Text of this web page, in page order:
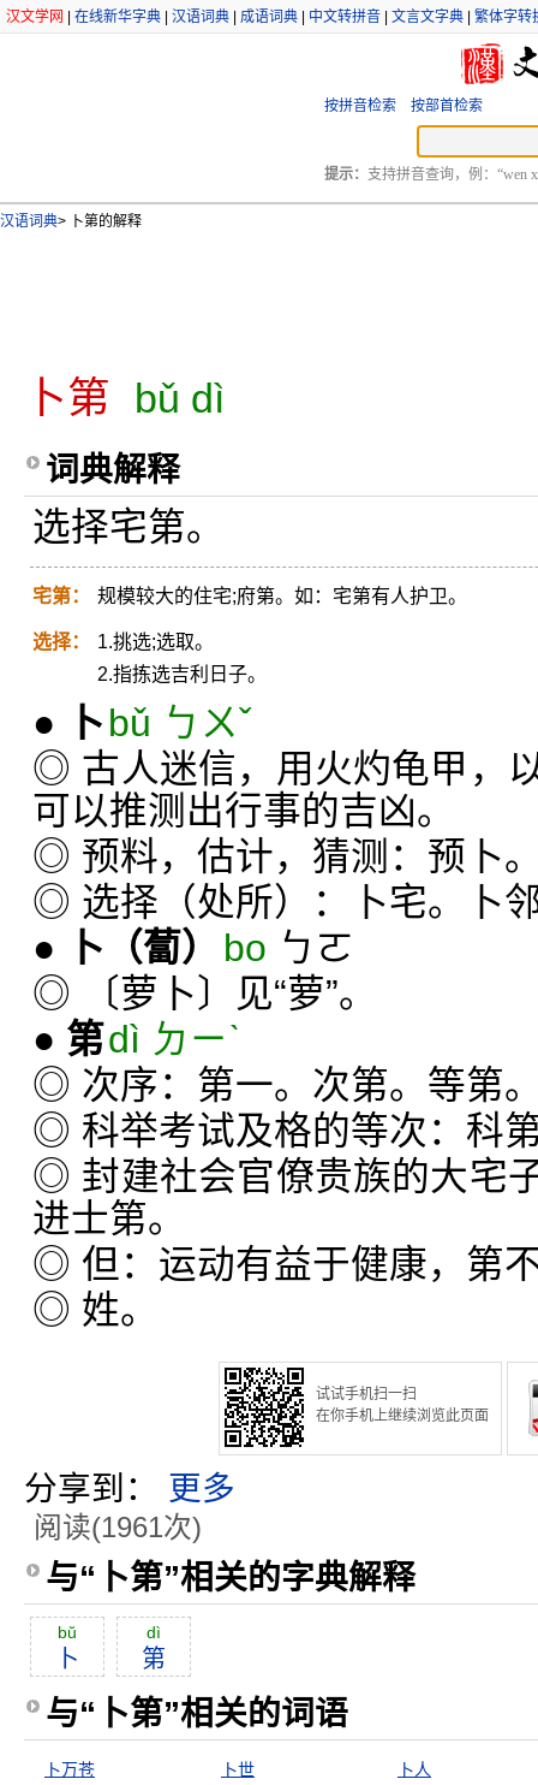
汉文学网 在线新华字典 汉语词典 成语词典 中文转拼音 文言文字典 繁体字转
按拼音检索 按部首检索
提示： 支持拼音查询，例：“wen
汉语词典> 卜第的解释
卜第 bǔ dì
词典解释
选择宅第。
宅第： 规模较大的住宅;府第。如：宅第有人护卫。
选择：
1.挑选;选取。
2.指拣选吉利日子。
● 卜bǔ ㄅㄨˇ
◎ 古人迷信，用火灼龟甲，
可以推测出行事的吉凶。
◎ 预料，估计，猜测：预卜
◎ 选择（处所）：卜宅。卜
●
卜 （蔔） bo ㄅㄛ
◎ 〔萝卜〕见“萝”。
● 第dì ㄉㄧˋ
◎ 次序：第一。次第。等第
◎ 科举考试及格的等次：科
◎ 封建社会官僚贵族的大宅
进士第。
◎ 但：运动有益于健康，第
◎ 姓。
试试手机扫一扫
在你手机上继续浏览此页面
分享到： 更多
阅读(1961次)
与“卜第”相关的字典解释
bŭ
卜
dì
第
与“卜第”相关的词语
卜万苍 卜世
卜人